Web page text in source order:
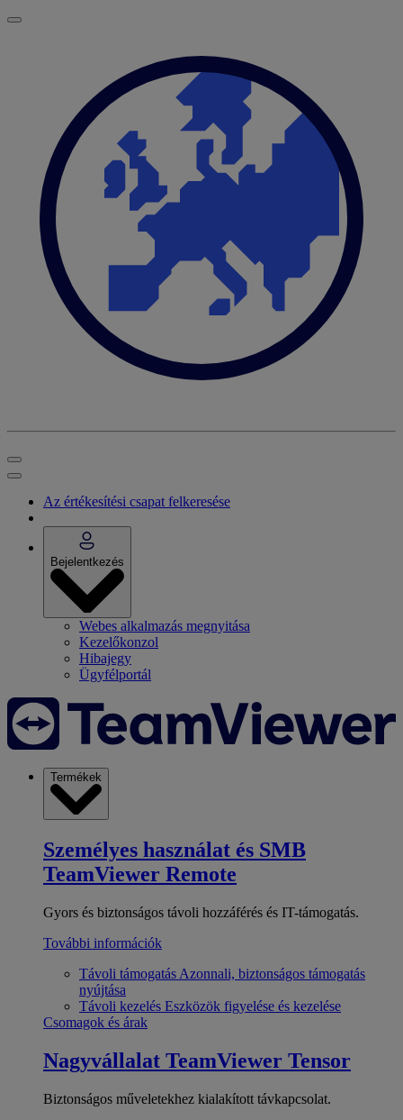
Az értékesítési csapat felkeresése
Bejelentkezés
Webes alkalmazás megnyitása
Kezelőkonzol
Hibajegy
Ügyfélportál
Termékek
Személyes használat és SMB
TeamViewer Remote
Gyors és biztonságos távoli hozzáférés és IT-támogatás.
További információk
Távoli támogatás Azonnali, biztonságos támogatás
nyújtása
Távoli kezelés Eszközök figyelése és kezelése
Csomagok és árak
Nagyvállalat TeamViewer Tensor
Biztonságos műveletekhez kialakított távkapcsolat.